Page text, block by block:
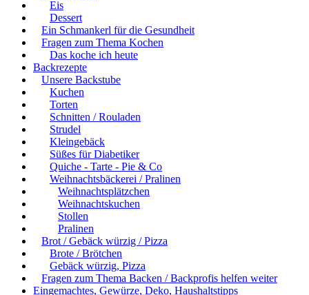
Eis
Dessert
Ein Schmankerl für die Gesundheit
Fragen zum Thema Kochen
Das koche ich heute
Backrezepte
Unsere Backstube
Kuchen
Torten
Schnitten / Rouladen
Strudel
Kleingebäck
Süßes für Diabetiker
Quiche - Tarte - Pie & Co
Weihnachtsbäckerei / Pralinen
Weihnachtsplätzchen
Weihnachtskuchen
Stollen
Pralinen
Brot / Gebäck würzig / Pizza
Brote / Brötchen
Gebäck würzig, Pizza
Fragen zum Thema Backen / Backprofis helfen weiter
Eingemachtes, Gewürze, Deko, Haushaltstipps